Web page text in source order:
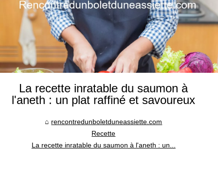
La recette inratable du saumon à
l'aneth : un plat raffiné et savoureux
rencontredunboletduneassiette.com
Recette
La recette inratable du saumon à l'aneth : un...